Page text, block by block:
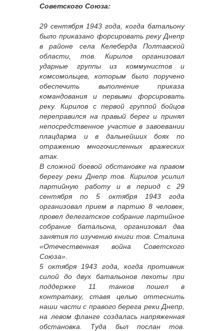
Советского Союза:
29 сентября 1943 года, когда батальону
было приказано форсировать реку Днепр
в районе села Келеберда Полтавской
области, тов. Кирилов организовал
ударные группы из коммунистов и
комсомольцев, которым было поручено
обеспечить выполнение приказа
командования и первыми форсировать
реку. Кирилов с первой группой бойцов
переправился на правый берег и принял
непосредственное участие в завоевании
плацдарма и в дальнейших боях по
отражению многочисленных вражеских
атак.
В сложной боевой обстановке на правом
берегу реки Днепр тов. Кирилов усилил
партийную работу и в период с 29
сентября по 5 октября 1943 года
организовал прием в партию 8 человек,
провел делегатское собрание партийное
собрание батальона, организовал два
занятия по изучению книги тов. Сталина
«Отечественная война Советского
Союза».
5 октября 1943 года, когда противник
силой до двух батальонов пехоты при
поддержке 11 танков пошел в
контратаку, ставя целью оттеснить
наши части с правого берега реки Днепр,
на левом фланге создалась напряженная
обстановка. Туда был послан тов.